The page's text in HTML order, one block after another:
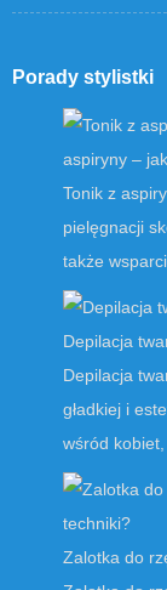
Porady stylistki
aspiryny –
Tonik z
pielęgnacji
także
Depilacja
Depilacja
gładkiej i
wśród kobiet,
Zalotka do